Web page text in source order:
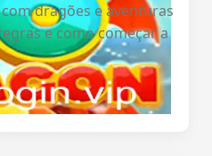
dragões e aventuras
e como começar a